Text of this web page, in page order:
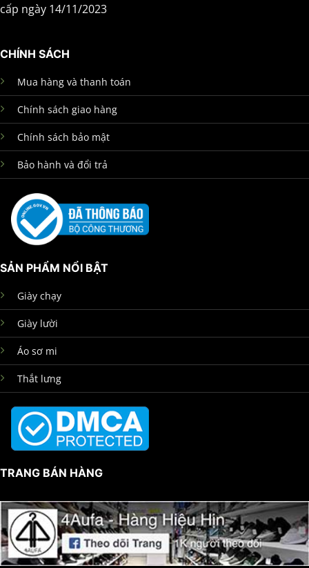
cấp ngày 14/11/2023
CHÍNH SÁCH
Mua hàng và thanh toán
Chính sách giao hàng
Chính sách bảo mật
Bảo hành và đổi trả
SẢN PHẨM NỔI BẬT
Giày chạy
Giày lười
Áo sơ mi
Thắt lưng
TRANG BÁN HÀNG